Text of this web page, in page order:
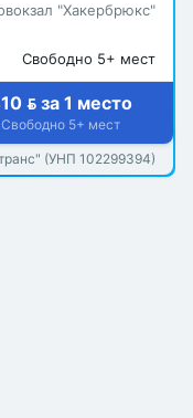
"Хакербрюкс"
Свободно 5+ мест
 за 1 место
Свободно 5+ мест
(УНП 102299394)